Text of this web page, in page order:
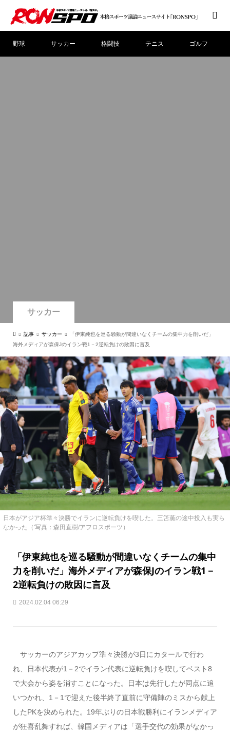
野球 サッカー 格闘技 テニス ゴルフ
サッカー
記事 サッカー
「伊東純也を巡る騒動が間違いなくチームの集中力を削いだ」
海外メディアが森保Jのイラン戦1－2逆転負けの敗因に言及
日本がアジア杯準々決勝でイランに逆転負けを喫した。三笘薫の途中投入も実ら
なかった（'写真：森田直樹/アフロスポーツ）
「伊東純也を巡る騒動が間違いなくチームの集中
力を削いだ」海外メディアが森保Jのイラン戦1－
2逆転負けの敗因に言及
2024.02.04 06:29
サッカーのアジアカップ準々決勝が3日にカタールで行わ
れ、日本代表が1－2でイラン代表に逆転負けを喫してベスト8
で大会から姿を消すことになった。日本は先行したが同点に追
いつかれ、1－1で迎えた後半終了直前に守備陣のミスから献上
したPKを決められた。19年ぶりの日本戦勝利にイランメディア
が狂喜乱舞すれば、韓国メディアは「選手交代の効果がなかっ